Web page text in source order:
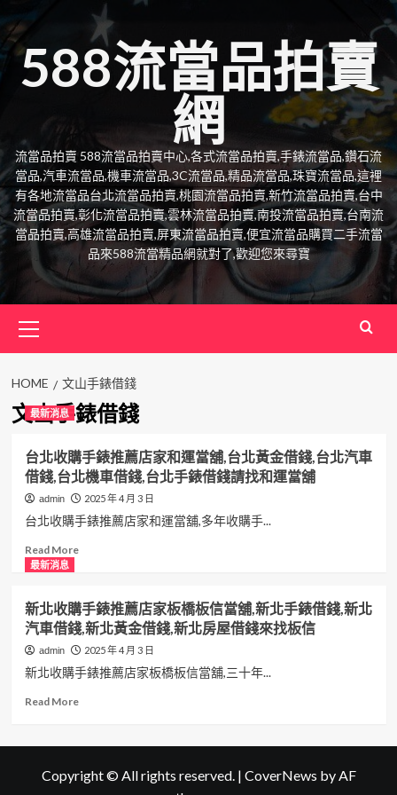
to
content
588流當品拍賣
網
流當品拍賣 588流當品拍賣中心,各式流當品拍賣,手錶流當品,鑽石流
當品,汽車流當品,機車流當品,3C流當品,精品流當品,珠寶流當品,這裡
有各地流當品台北流當品拍賣,桃園流當品拍賣,新竹流當品拍賣,台中
流當品拍賣,彰化流當品拍賣,雲林流當品拍賣,南投流當品拍賣,台南流
當品拍賣,高雄流當品拍賣,屏東流當品拍賣,便宜流當品購買二手流當
品來588流當精品網就對了,歡迎您來尋寶
Menu
HOME 文山手錶借錢
文山手錶借錢
最新消息
台北收購手錶推薦店家和運當舖,台北黃金借錢,台北汽車
借錢,台北機車借錢,台北手錶借錢請找和運當舖
admin 2025 年 4 月 3 日
台北收購手錶推薦店家和運當舖,多年收購手...
Read MoreRead
台
北
收
購
手
錶
推
家
運
最新消息
新北收購手錶推薦店家板橋板信當舖,新北手錶借錢,新北
汽車借錢,新北黃金借錢,新北房屋借錢來找板信
admin 2025 年 4 月 3 日
新北收購手錶推薦店家板橋板信當舖,三十年...
Read MoreRead
新
收
Copyright © All rights reserved. | CoverNews by AF